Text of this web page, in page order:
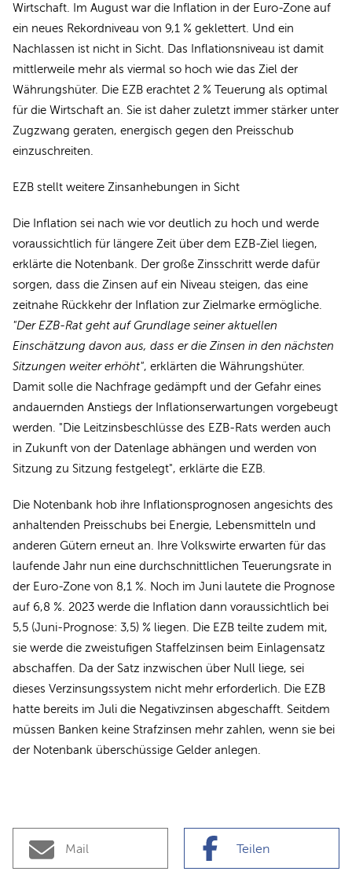
Wirtschaft. Im August war die Inflation in der Euro-Zone auf
ein neues Rekordniveau von 9,1 % geklettert. Und ein
Nachlassen ist nicht in Sicht. Das Inflationsniveau ist damit
mittlerweile mehr als viermal so hoch wie das Ziel der
Währungshüter. Die EZB erachtet 2 % Teuerung als optimal
für die Wirtschaft an. Sie ist daher zuletzt immer stärker unter
Zugzwang geraten, energisch gegen den Preisschub
einzuschreiten.
EZB stellt weitere Zinsanhebungen in Sicht
Die Inflation sei nach wie vor deutlich zu hoch und werde
voraussichtlich für längere Zeit über dem EZB-Ziel liegen,
erklärte die Notenbank. Der große Zinsschritt werde dafür
sorgen, dass die Zinsen auf ein Niveau steigen, das eine
zeitnahe Rückkehr der Inflation zur Zielmarke ermögliche.
"Der EZB-Rat geht auf Grundlage seiner aktuellen
Einschätzung davon aus, dass er die Zinsen in den nächsten
Sitzungen weiter erhöht", erklärten die Währungshüter.
Damit solle die Nachfrage gedämpft und der Gefahr eines
andauernden Anstiegs der Inflationserwartungen vorgebeugt
werden. "Die Leitzinsbeschlüsse des EZB-Rats werden auch
in Zukunft von der Datenlage abhängen und werden von
Sitzung zu Sitzung festgelegt", erklärte die EZB.
Die Notenbank hob ihre Inflationsprognosen angesichts des
anhaltenden Preisschubs bei Energie, Lebensmitteln und
anderen Gütern erneut an. Ihre Volkswirte erwarten für das
laufende Jahr nun eine durchschnittlichen Teuerungsrate in
der Euro-Zone von 8,1 %. Noch im Juni lautete die Prognose
auf 6,8 %. 2023 werde die Inflation dann voraussichtlich bei
5,5 (Juni-Prognose: 3,5) % liegen. Die EZB teilte zudem mit,
sie werde die zweistufigen Staffelzinsen beim Einlagensatz
abschaffen. Da der Satz inzwischen über Null liege, sei
dieses Verzinsungssystem nicht mehr erforderlich. Die EZB
hatte bereits im Juli die Negativzinsen abgeschafft. Seitdem
müssen Banken keine Strafzinsen mehr zahlen, wenn sie bei
der Notenbank überschüssige Gelder anlegen.
Mail Teilen